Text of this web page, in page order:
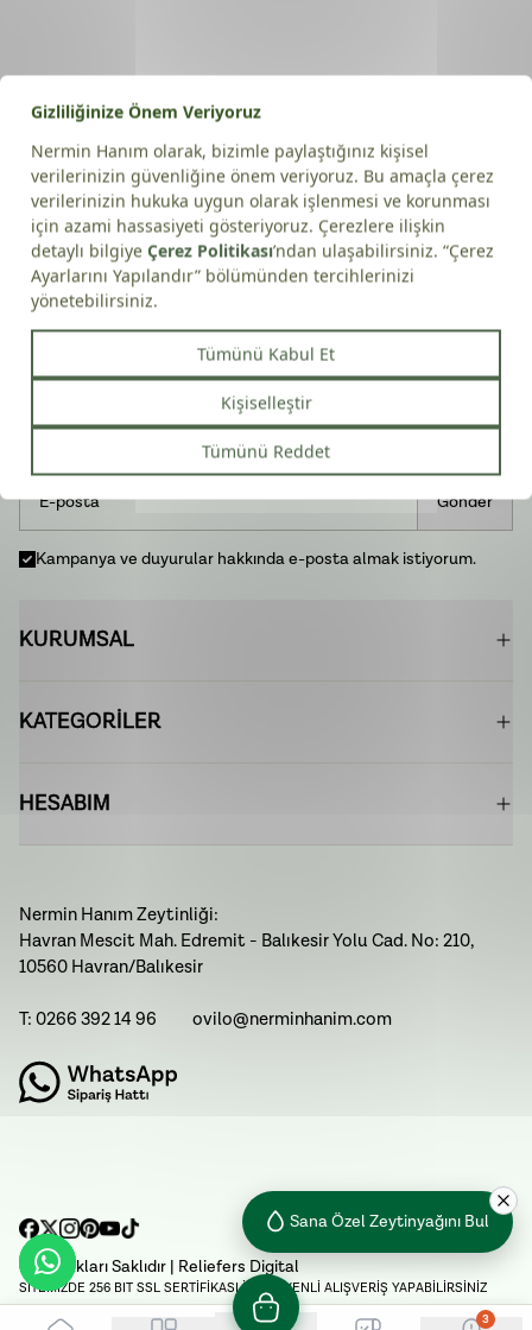
3
Kampanya ve indirimlerden ilk siz haberdar olun
Gönder
Kampanya ve duyurular hakkında e-posta almak istiyorum.
KURUMSAL
KATEGORİLER
HESABIM
Nermin Hanım Zeytinliği:
Havran Mescit Mah. Edremit - Balıkesir Yolu Cad. No: 210,
10560 Havran/Balıkesir
T: 0266 392 14 96 ovilo@nerminhanim.com
Tüm Hakları Saklıdır | Reliefers Digital
SİTEMİZDE 256 BIT SSL SERTİFİKASI İLE GÜVENLİ ALIŞVERİŞ YAPABİLİRSİNİZ
Sana Özel Zeytinyağını Bul